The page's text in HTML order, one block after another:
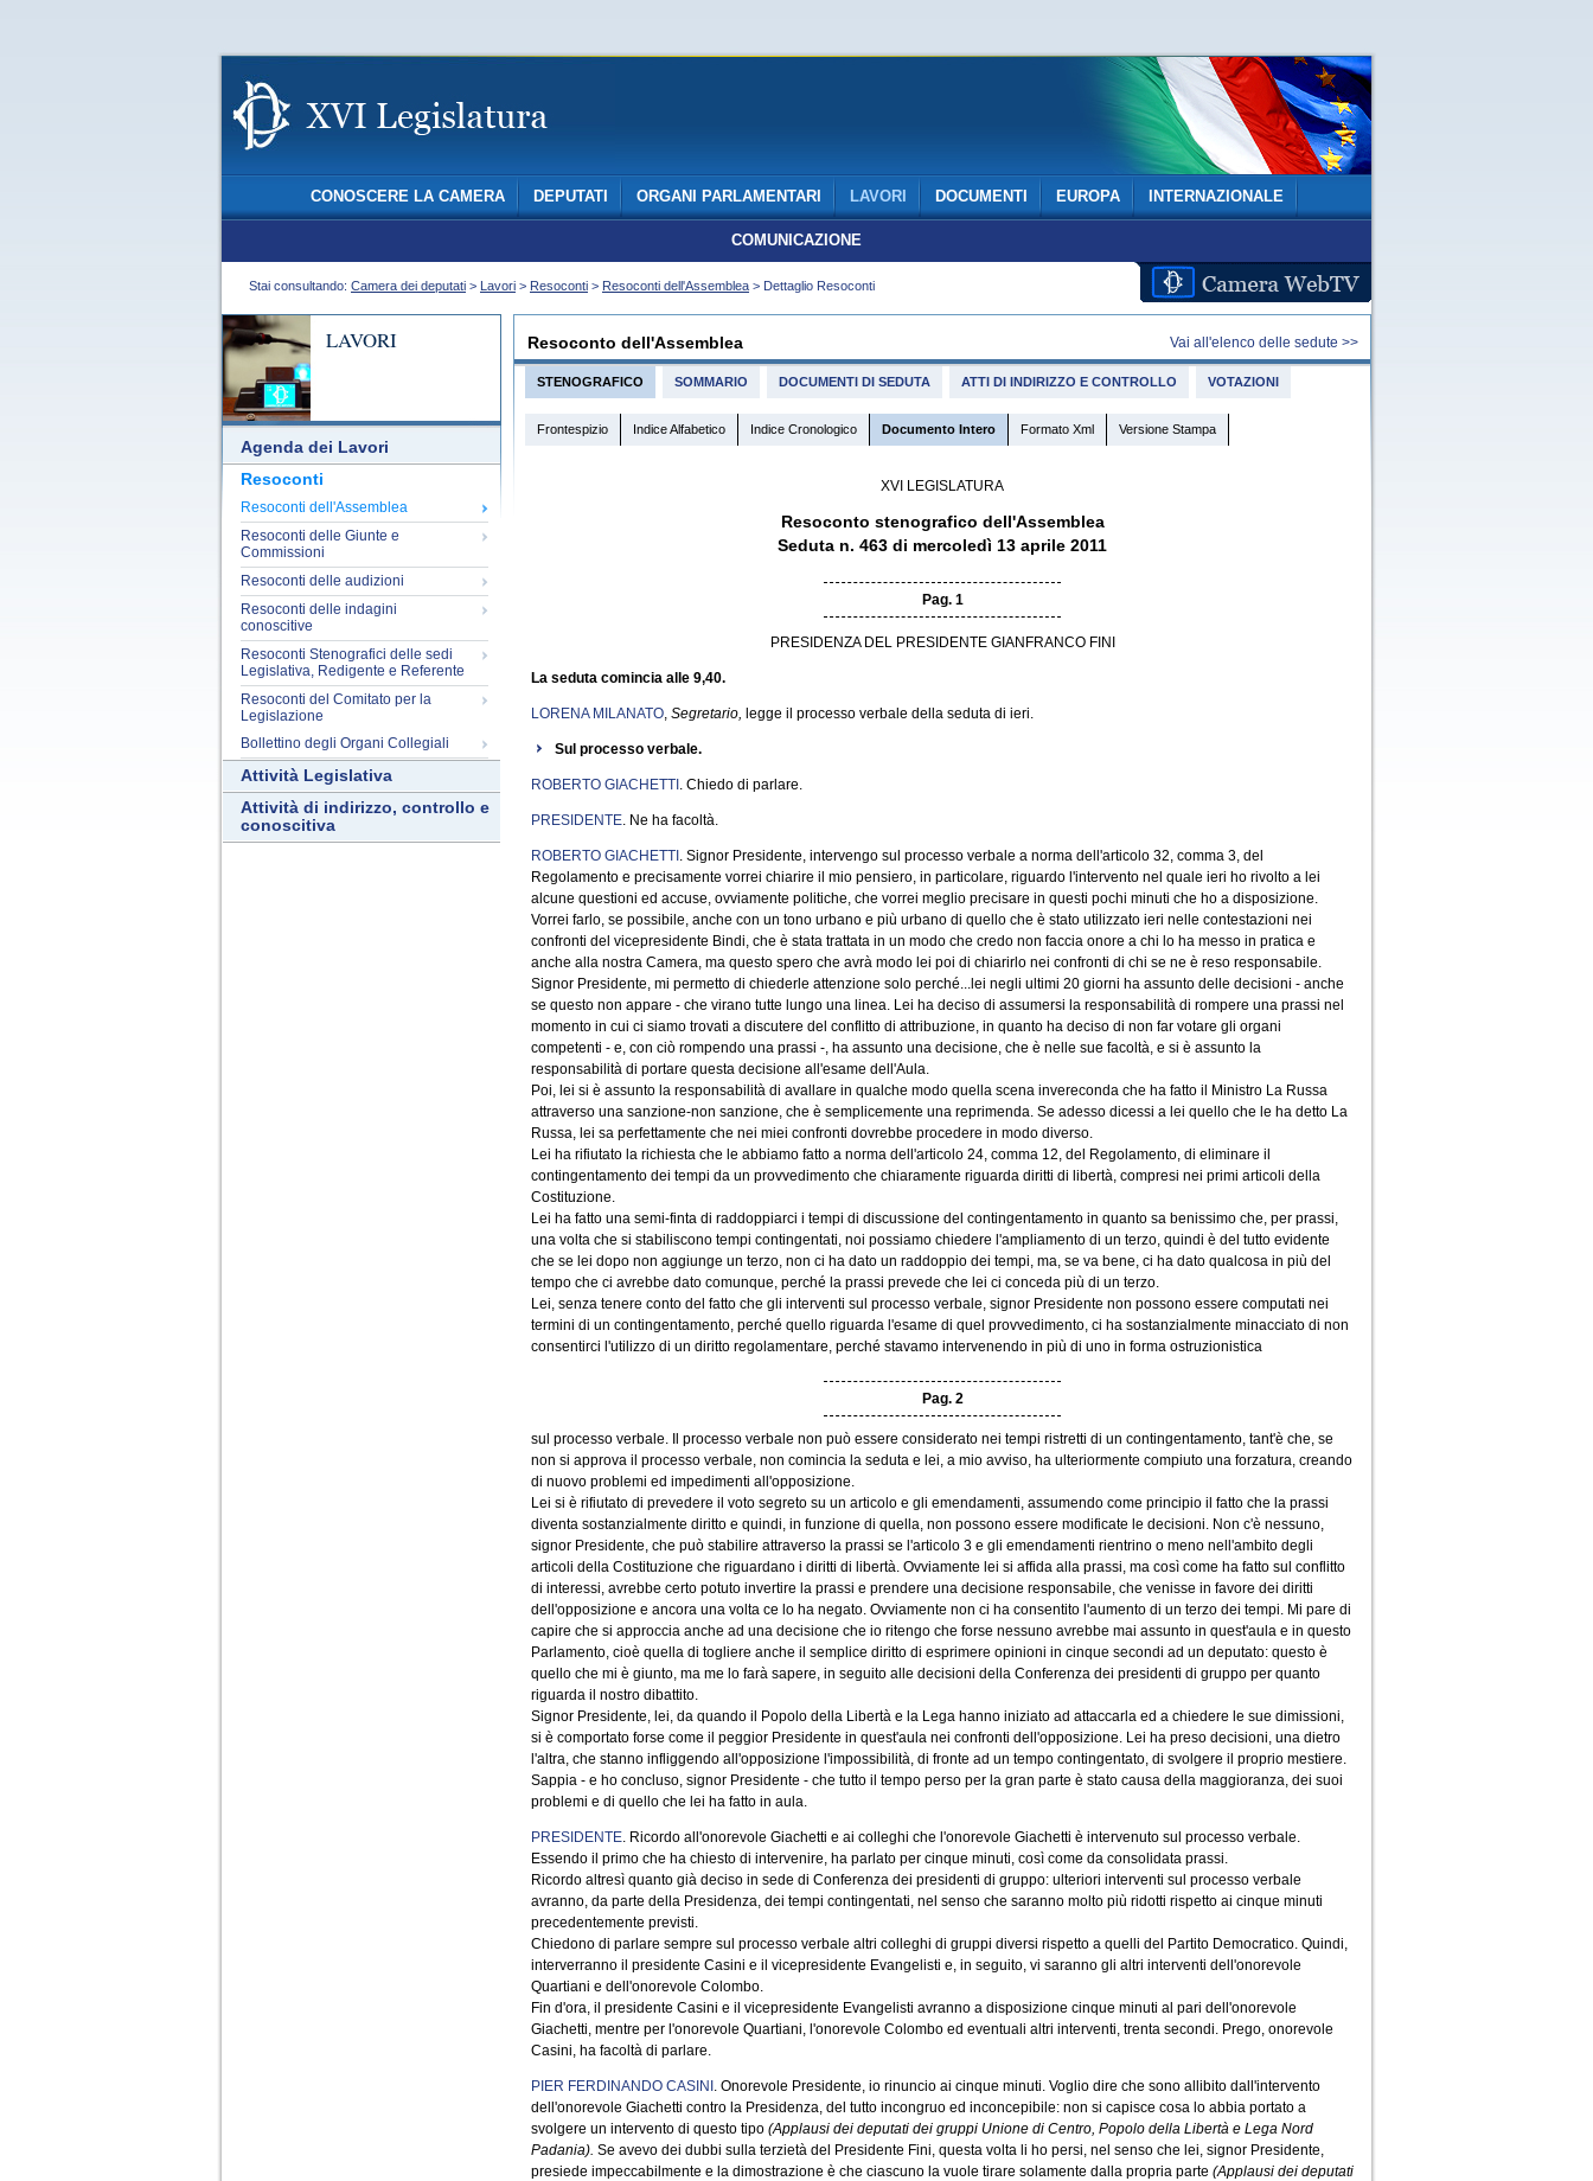
CONOSCERE LA CAMERA DEPUTATI ORGANI PARLAMENTARI LAVORI DOCUMENTI EUROPA INTERNAZIONALE
COMUNICAZIONE
Stai consultando: Camera dei deputati > Lavori > Resoconti > Resoconti dell'Assemblea > Dettaglio Resoconti
LAVORI
Agenda dei Lavori
Resoconti
Resoconti dell'Assemblea
Resoconti delle Giunte e
Commissioni
Resoconti delle audizioni
Resoconti delle indagini
conoscitive
Resoconti Stenografici delle sedi
Legislativa, Redigente e Referente
Resoconti del Comitato per la
Legislazione
Bollettino degli Organi Collegiali
Attività Legislativa
Attività di indirizzo, controllo e
conoscitiva
Resoconto dell'Assemblea Vai all'elenco delle sedute >>
STENOGRAFICO SOMMARIO DOCUMENTI DI SEDUTA ATTI DI INDIRIZZO E CONTROLLO VOTAZIONI
Frontespizio Indice Alfabetico Indice Cronologico Documento Intero Formato Xml Versione Stampa
XVI LEGISLATURA
Resoconto stenografico dell'Assemblea
Seduta n. 463 di mercoledì 13 aprile 2011
Pag. 1
PRESIDENZA DEL PRESIDENTE GIANFRANCO FINI
La seduta comincia alle 9,40.
LORENA MILANATO, Segretario, legge il processo verbale della seduta di ieri.
Sul processo verbale.
ROBERTO GIACHETTI . Chiedo di parlare.
PRESIDENTE. Ne ha facoltà.
ROBERTO GIACHETTI . Signor Presidente, intervengo sul processo verbale a norma dell'articolo 32, comma 3, del
Regolamento e precisamente vorrei chiarire il mio pensiero, in particolare, riguardo l'intervento nel quale ieri ho rivolto a lei
alcune questioni ed accuse, ovviamente politiche, che vorrei meglio precisare in questi pochi minuti che ho a disposizione.
Vorrei farlo, se possibile, anche con un tono urbano e più urbano di quello che è stato utilizzato ieri nelle contestazioni nei
confronti del vicepresidente Bindi, che è stata trattata in un modo che credo non faccia onore a chi lo ha messo in pratica e
anche alla nostra Camera, ma questo spero che avrà modo lei poi di chiarirlo nei confronti di chi se ne è reso responsabile.
Signor Presidente, mi permetto di chiederle attenzione solo perché...lei negli ultimi 20 giorni ha assunto delle decisioni - anche
se questo non appare - che virano tutte lungo una linea. Lei ha deciso di assumersi la responsabilità di rompere una prassi nel
momento in cui ci siamo trovati a discutere del conflitto di attribuzione, in quanto ha deciso di non far votare gli organi
competenti - e, con ciò rompendo una prassi -, ha assunto una decisione, che è nelle sue facoltà, e si è assunto la
responsabilità di portare questa decisione all'esame dell'Aula.
Poi, lei si è assunto la responsabilità di avallare in qualche modo quella scena invereconda che ha fatto il Ministro La Russa
attraverso una sanzione-non sanzione, che è semplicemente una reprimenda. Se adesso dicessi a lei quello che le ha detto La
Russa, lei sa perfettamente che nei miei confronti dovrebbe procedere in modo diverso.
Lei ha rifiutato la richiesta che le abbiamo fatto a norma dell'articolo 24, comma 12, del Regolamento, di eliminare il
contingentamento dei tempi da un provvedimento che chiaramente riguarda diritti di libertà, compresi nei primi articoli della
Costituzione.
Lei ha fatto una semi-finta di raddoppiarci i tempi di discussione del contingentamento in quanto sa benissimo che, per prassi,
una volta che si stabiliscono tempi contingentati, noi possiamo chiedere l'ampliamento di un terzo, quindi è del tutto evidente
che se lei dopo non aggiunge un terzo, non ci ha dato un raddoppio dei tempi, ma, se va bene, ci ha dato qualcosa in più del
tempo che ci avrebbe dato comunque, perché la prassi prevede che lei ci conceda più di un terzo.
Lei, senza tenere conto del fatto che gli interventi sul processo verbale, signor Presidente non possono essere computati nei
termini di un contingentamento, perché quello riguarda l'esame di quel provvedimento, ci ha sostanzialmente minacciato di non
consentirci l'utilizzo di un diritto regolamentare, perché stavamo intervenendo in più di uno in forma ostruzionistica
Pag. 2
sul processo verbale. Il processo verbale non può essere considerato nei tempi ristretti di un contingentamento, tant'è che, se
non si approva il processo verbale, non comincia la seduta e lei, a mio avviso, ha ulteriormente compiuto una forzatura, creando
di nuovo problemi ed impedimenti all'opposizione.
Lei si è rifiutato di prevedere il voto segreto su un articolo e gli emendamenti, assumendo come principio il fatto che la prassi
diventa sostanzialmente diritto e quindi, in funzione di quella, non possono essere modificate le decisioni. Non c'è nessuno,
signor Presidente, che può stabilire attraverso la prassi se l'articolo 3 e gli emendamenti rientrino o meno nell'ambito degli
articoli della Costituzione che riguardano i diritti di libertà. Ovviamente lei si affida alla prassi, ma così come ha fatto sul conflitto
di interessi, avrebbe certo potuto invertire la prassi e prendere una decisione responsabile, che venisse in favore dei diritti
dell'opposizione e ancora una volta ce lo ha negato. Ovviamente non ci ha consentito l'aumento di un terzo dei tempi. Mi pare di
capire che si approccia anche ad una decisione che io ritengo che forse nessuno avrebbe mai assunto in quest'aula e in questo
Parlamento, cioè quella di togliere anche il semplice diritto di esprimere opinioni in cinque secondi ad un deputato: questo è
quello che mi è giunto, ma me lo farà sapere, in seguito alle decisioni della Conferenza dei presidenti di gruppo per quanto
riguarda il nostro dibattito.
Signor Presidente, lei, da quando il Popolo della Libertà e la Lega hanno iniziato ad attaccarla ed a chiedere le sue dimissioni,
si è comportato forse come il peggior Presidente in quest'aula nei confronti dell'opposizione. Lei ha preso decisioni, una dietro
l'altra, che stanno infliggendo all'opposizione l'impossibilità, di fronte ad un tempo contingentato, di svolgere il proprio mestiere.
Sappia - e ho concluso, signor Presidente - che tutto il tempo perso per la gran parte è stato causa della maggioranza, dei suoi
problemi e di quello che lei ha fatto in aula.
PRESIDENTE. Ricordo all'onorevole Giachetti e ai colleghi che l'onorevole Giachetti è intervenuto sul processo verbale.
Essendo il primo che ha chiesto di intervenire, ha parlato per cinque minuti, così come da consolidata prassi.
Ricordo altresì quanto già deciso in sede di Conferenza dei presidenti di gruppo: ulteriori interventi sul processo verbale
avranno, da parte della Presidenza, dei tempi contingentati, nel senso che saranno molto più ridotti rispetto ai cinque minuti
precedentemente previsti.
Chiedono di parlare sempre sul processo verbale altri colleghi di gruppi diversi rispetto a quelli del Partito Democratico. Quindi,
interverranno il presidente Casini e il vicepresidente Evangelisti e, in seguito, vi saranno gli altri interventi dell'onorevole
Quartiani e dell'onorevole Colombo.
Fin d'ora, il presidente Casini e il vicepresidente Evangelisti avranno a disposizione cinque minuti al pari dell'onorevole
Giachetti, mentre per l'onorevole Quartiani, l'onorevole Colombo ed eventuali altri interventi, trenta secondi. Prego, onorevole
Casini, ha facoltà di parlare.
PIER FERDINANDO CASINI . Onorevole Presidente, io rinuncio ai cinque minuti. Voglio dire che sono allibito dall'intervento
dell'onorevole Giachetti contro la Presidenza, del tutto incongruo ed inconcepibile: non si capisce cosa lo abbia portato a
svolgere un intervento di questo tipo (Applausi dei deputati dei gruppi Unione di Centro, Popolo della Libertà e Lega Nord
Padania). Se avevo dei dubbi sulla terzietà del Presidente Fini, questa volta li ho persi, nel senso che lei, signor Presidente,
presiede impeccabilmente e la dimostrazione è che ciascuno la vuole tirare solamente dalla propria parte (Applausi dei deputati